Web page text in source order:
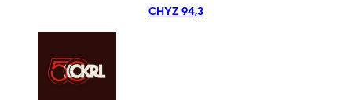
CHYZ 94,3